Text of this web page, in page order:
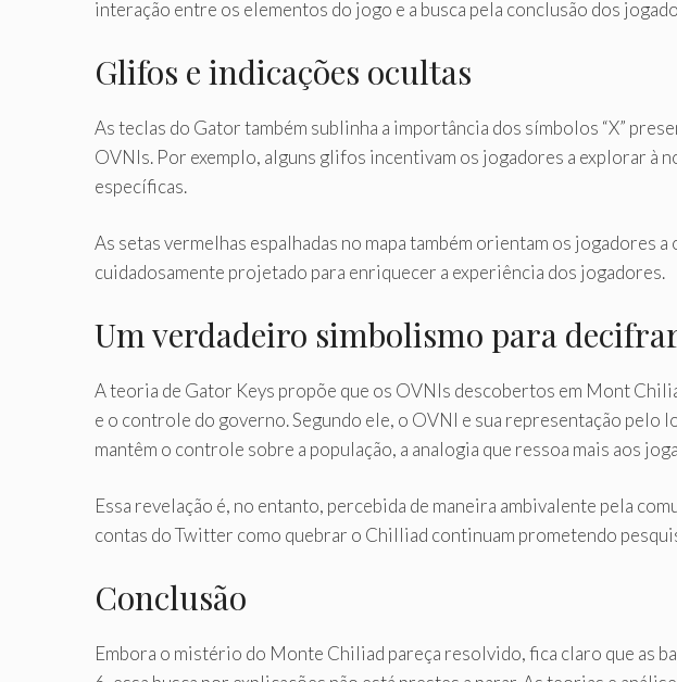
interação entre os elementos do jogo e a busca pela conclusão dos
Glifos e indicações ocultas
As teclas do Gator também sublinha a importância dos símbolos “X”
OVNIs. Por exemplo, alguns glifos incentivam os jogadores a explorar à
específicas.
As setas vermelhas espalhadas no mapa também orientam os
cuidadosamente projetado para enriquecer a experiência dos jogadores.
Um verdadeiro simbolismo para
A teoria de Gator Keys propõe que os OVNIs descobertos em Mont
e o controle do governo. Segundo ele, o OVNI e sua representação pelo
mantêm o controle sobre a população, a analogia que ressoa mais aos
Essa revelação é, no entanto, percebida de maneira ambivalente pela
contas do Twitter como quebrar o Chilliad continuam prometendo
Conclusão
Embora o mistério do Monte Chiliad pareça resolvido, fica claro que as